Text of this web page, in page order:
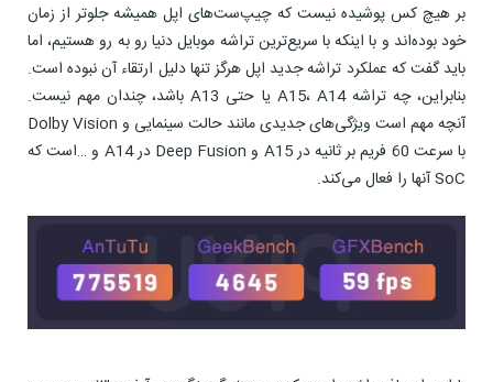
بر هیچ کس پوشیده نیست که چیپ‌ست‌های اپل همیشه جلوتر از زمان
خود بوده‌اند و با اینکه با سریع‌ترین تراشه موبایل دنیا رو به رو هستیم، اما
باید گفت که عملکرد تراشه جدید اپل هرگز تنها دلیل ارتقاء آن نبوده است.
بنابراین، چه تراشه A15، A14 یا حتی A13 باشد، چندان مهم نیست.
آنچه مهم است ویژگی‌های جدیدی مانند حالت سینمایی و Dolby Vision
با سرعت 60 فریم بر ثانیه در A15 و Deep Fusion در A14 و …است که
SoC آنها را فعال می‌کند.